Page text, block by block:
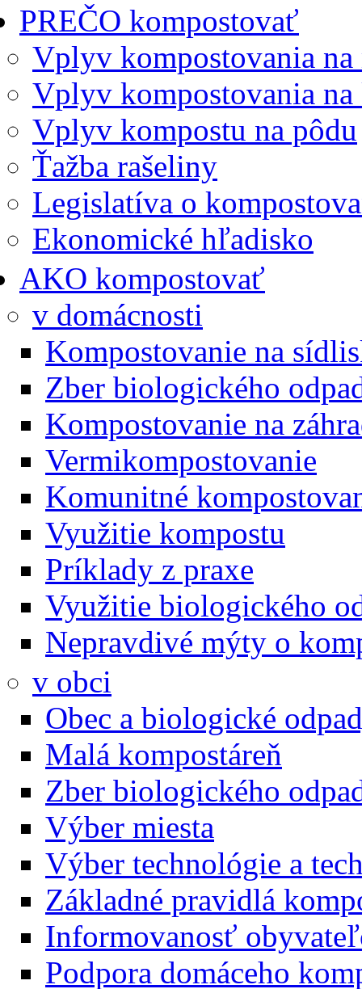
PREČO kompostovať
Vplyv kompostovania
Vplyv kompostovania
Vplyv kompostu na pôdu
Ťažba rašeliny
Legislatíva o
Ekonomické hľadisko
AKO kompostovať
v domácnosti
Kompostovanie na
Zber biologického
Kompostovanie na
Vermikompostovanie
Komunitné
Využitie kompostu
Príklady z praxe
Využitie biologického
Nepravdivé mýty o
v obci
Obec a biologické
Malá kompostáreň
Zber biologického
Výber miesta
Výber technológie a
Základné pravidlá
Informovanosť
Podpora domáceho